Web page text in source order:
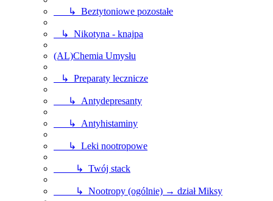
↳ Beztytoniowe pozostałe
↳ Nikotyna - knajpa
(AL)Chemia Umysłu
↳ Preparaty lecznicze
↳ Antydepresanty
↳ Antyhistaminy
↳ Leki nootropowe
↳ Twój stack
↳ Nootropy (ogólnie) → dział Miksy